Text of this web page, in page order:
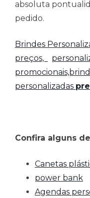
absoluta
pedido.
Brindes
preços,
personalizadas
Confira alguns
Canetas
power bank
Agendas